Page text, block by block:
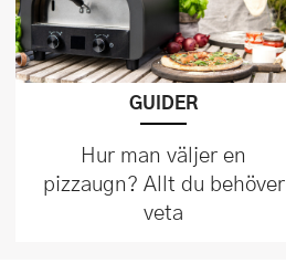
GUIDER
Hur man väljer en
pizzaugn? Allt du behöver
veta